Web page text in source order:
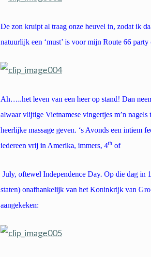
De zon kruipt al traag onze heuvel in, zodat ik
natuurlijk een ‘must’ is voor mijn Route 66 party
Ah…..het leven van een heer op stand! Dan
alwaar vlijtige Vietnamese vingertjes m’n
heerlijke massage geven. ‘s Avonds een intiem
iedereen vrij in Amerika, immers, 4th of
July, oftewel Independence Day. Op die dag in
staten) onafhankelijk van het Koninkrijk van
aangekeken: